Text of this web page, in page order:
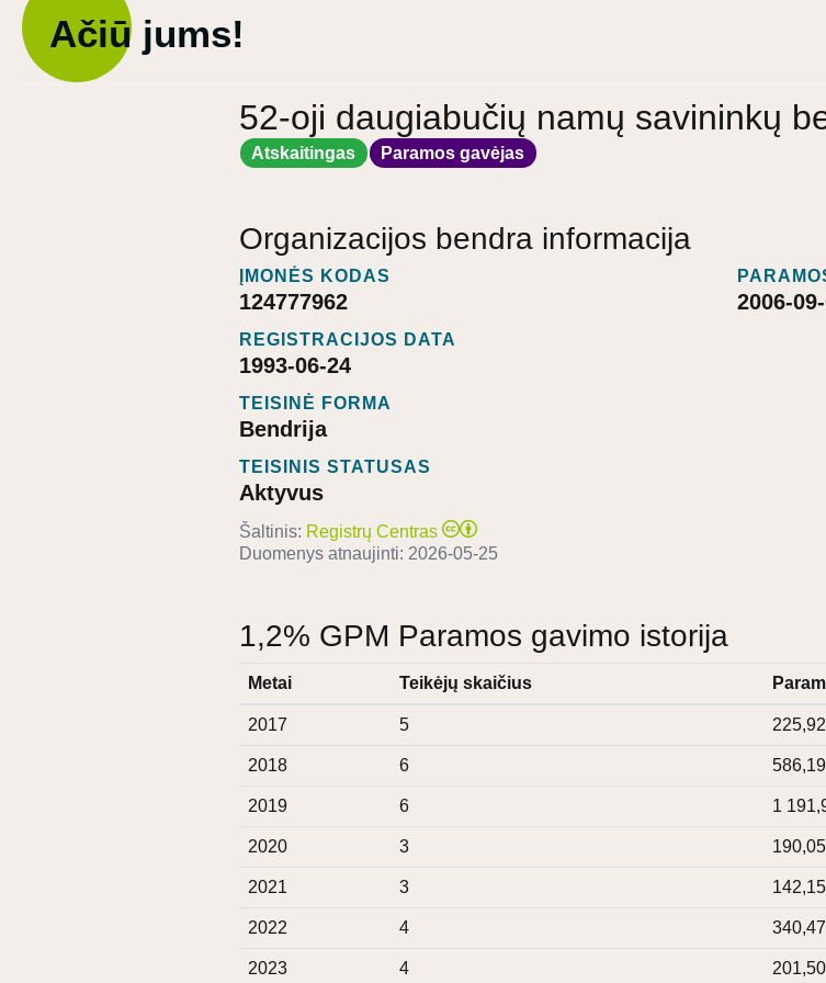
Ačiū jums!
52-oji daugiabučių namų savininkų
Atskaitingas Paramos gavėjas
Organizacijos bendra informacija
ĮMONĖS KODAS
124777962
REGISTRACIJOS DATA
1993-06-24
TEISINĖ FORMA
Bendrija
TEISINIS STATUSAS
Aktyvus
2006-
Šaltinis: Registrų Centras
Duomenys atnaujinti: 2026-05-25
1,2% GPM Paramos gavimo istorija
Metai Teikėjų skaičius
2017 5 225,92
2018 6 586,19
2019 6 1
2020 3 190,05
2021 3 142,15
2022 4 340,47
2023 4 201,50